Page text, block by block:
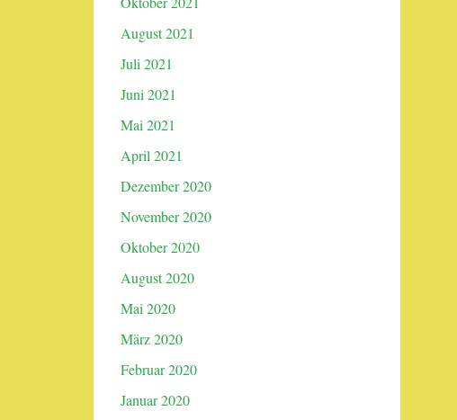
August 2021
Juli 2021
Juni 2021
Mai 2021
April 2021
Dezember 2020
November 2020
Oktober 2020
August 2020
Mai 2020
März 2020
Februar 2020
Januar 2020